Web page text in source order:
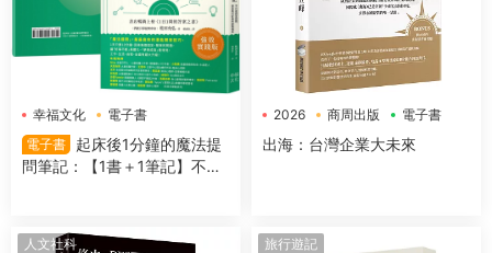
幸福文化
電子書
電子書
起床後1分鐘的魔法提
問筆記：【1書＋1筆記】不隻
2026 商周出版 電子書
出海：台灣企業大未來
人文社科 旅行遊記